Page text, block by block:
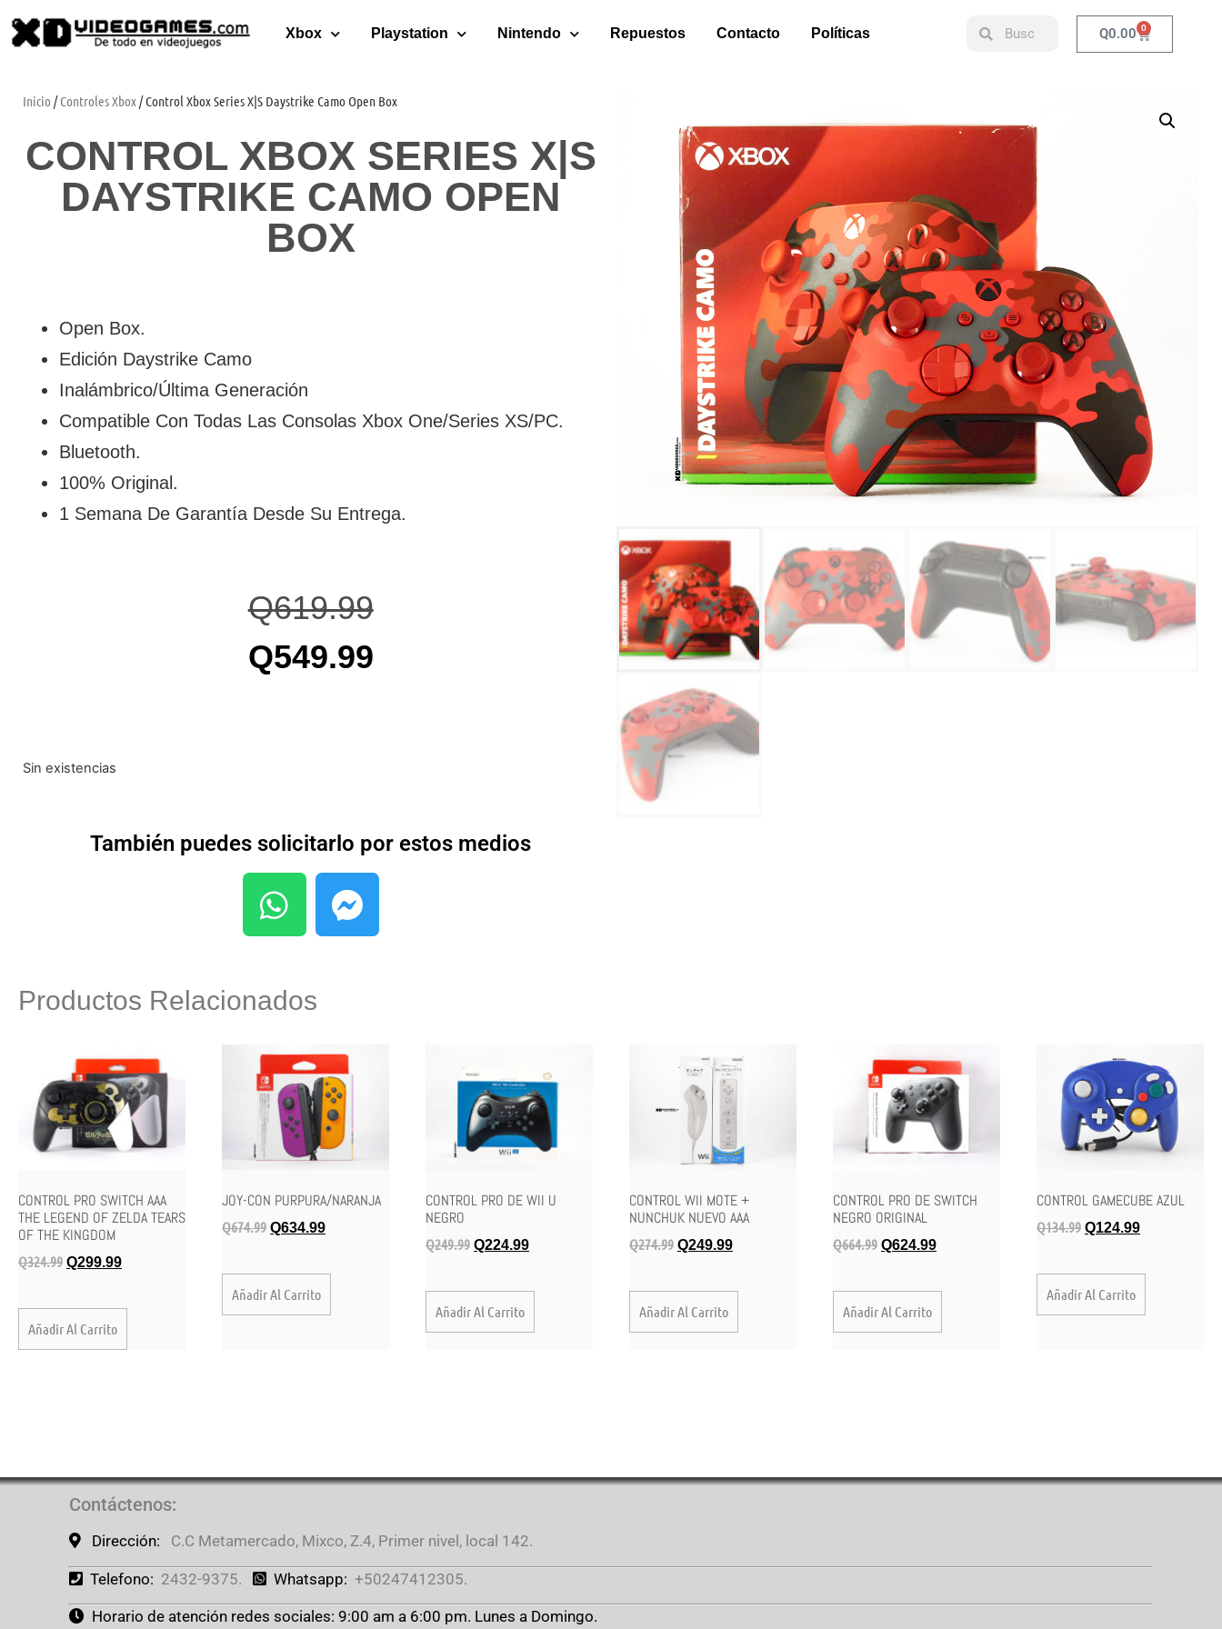
Xbox Playstation Nintendo Repuestos Contacto Políticas Q0.00 0
Inicio /Controles Xbox/ Control Xbox Series X|S Daystrike Camo Open Box
CONTROL XBOX SERIES X|S
DAYSTRIKE CAMO OPEN
BOX
Open Box.
Edición Daystrike Camo
Inalámbrico/Última Generación
Compatible Con Todas Las Consolas Xbox One/Series XS/PC.
Bluetooth.
100% Original.
1 Semana De Garantía Desde Su Entrega.
Q619.99
Q549.99
Sin existencias
También puedes solicitarlo por estos medios
Productos Relacionados
CONTROL PRO SWITCH AAA
THE LEGEND OF ZELDA TEARS
OF THE KINGDOM
Q324.99 Q299.99
Añadir Al Carrito
JOY-CON PURPURA/NARANJA
Q674.99 Q634.99
Añadir Al Carrito
CONTROL PRO DE WII U
NEGRO
Q249.99 Q224.99
Añadir Al Carrito
CONTROL WII MOTE +
NUNCHUK NUEVO AAA
Q274.99 Q249.99
Añadir Al Carrito
CONTROL PRO DE SWITCH
NEGRO ORIGINAL
Q664.99 Q624.99
Añadir Al Carrito
CONTROL GAMECUBE AZUL
Q134.99 Q124.99
Añadir Al Carrito
Contáctenos:
Dirección: C.C Metamercado, Mixco, Z.4, Primer nivel, local 142.
Telefono: 2432-9375. Whatsapp: +50247412305.
Horario de atención redes sociales: 9:00 am a 6:00 pm. Lunes a Domingo.